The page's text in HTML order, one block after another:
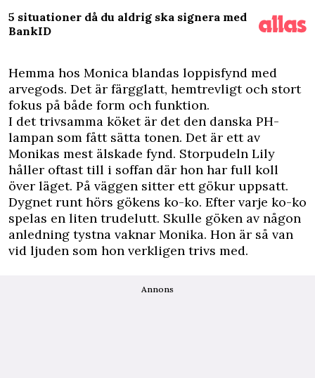
5 situationer då du aldrig ska signera med
BankID
Hemma hos Monica blandas loppisfynd med
arvegods. Det är färgglatt, hemtrevligt och stort
fokus på både form och funktion.
I det trivsamma köket är det den danska PH-
lampan som fått sätta tonen. Det är ett av
Monikas mest älskade fynd. Storpudeln Lily
håller oftast till i soffan där hon har full koll
över läget. På väggen sitter ett gökur uppsatt.
Dygnet runt hörs gökens ko-ko. Efter varje ko-ko
spelas en liten trudelutt. Skulle göken av någon
anledning tystna vaknar Monika. Hon är så van
vid ljuden som hon verkligen trivs med.
Annons